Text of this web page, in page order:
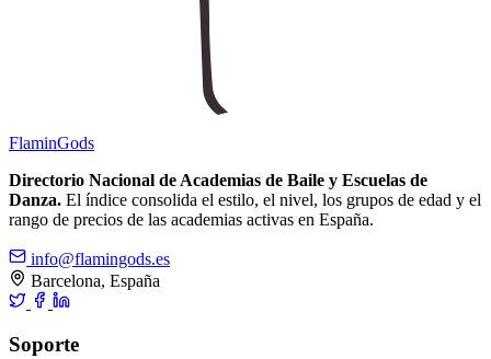
FlaminGods
Directorio Nacional de Academias de Baile y Escuelas de
Danza. El índice consolida el estilo, el nivel, los grupos de edad y el
rango de precios de las academias activas en España.
info@flamingods.es
Barcelona, España
Soporte